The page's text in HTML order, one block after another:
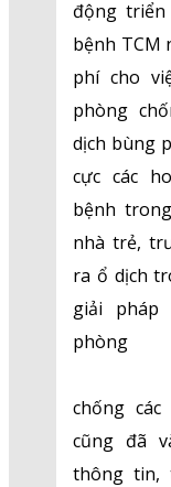
động
bệnh TCM
phí cho
phòng
dịch bùng
cực các
bệnh
nhà trẻ,
ra ổ dịch
giải pháp
phòng
chống
cũng đã
thông tin,